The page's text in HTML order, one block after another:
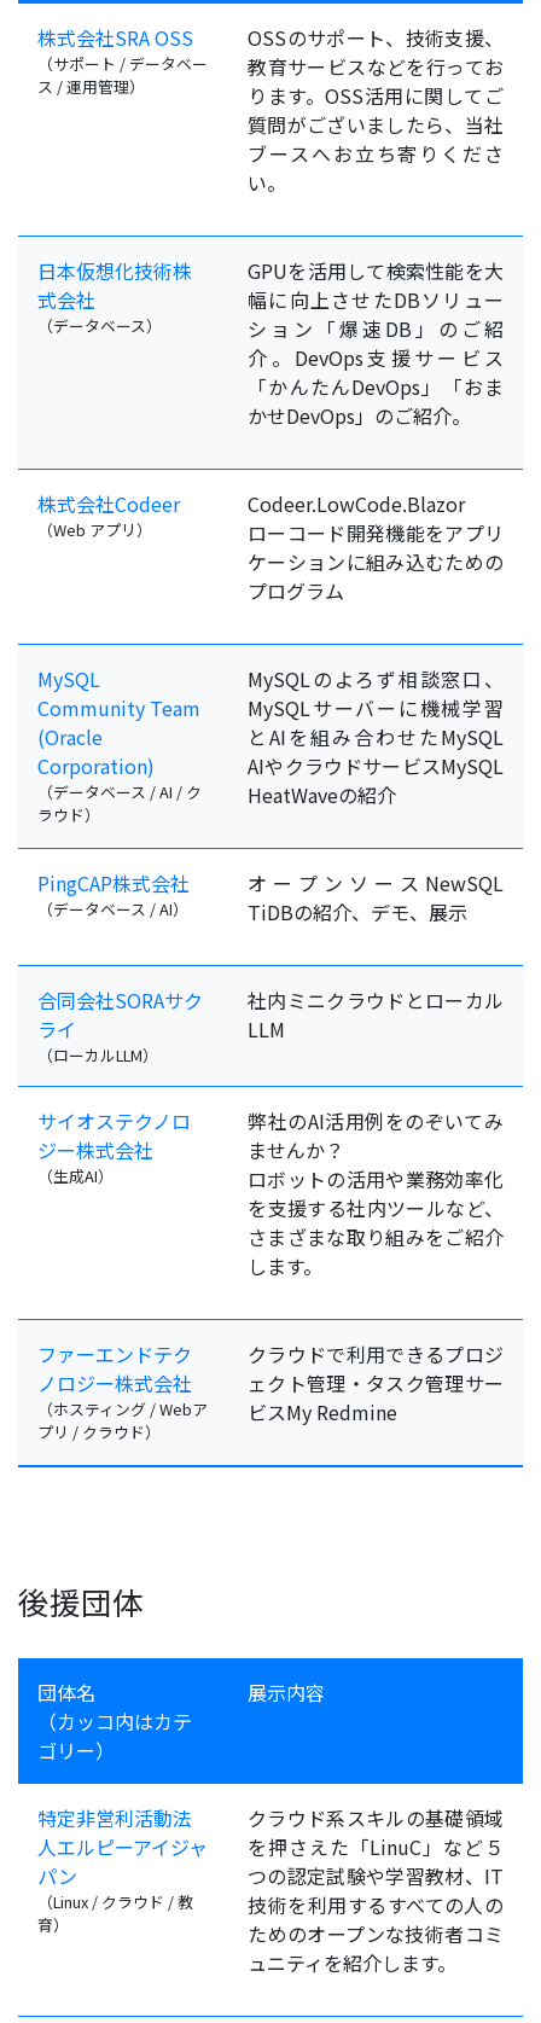
株式会社SRA OSS
（サポート / データベー
ス / 運用管理）
OSSのサポート、技術支援、
教育サービスなどを行ってお
ります。OSS活用に関してご
質問がございましたら、当社
ブースへお立ち寄りくださ
い。
日本仮想化技術株
式会社
（データベース）
GPUを活用して検索性能を大
幅に向上させたDBソリュー
ション「爆速DB」のご紹
介。DevOps支援サービス
「かんたんDevOps」「おま
かせDevOps」のご紹介。
株式会社Codeer
（Web アプリ）
Codeer.LowCode.Blazor
ローコード開発機能をアプリ
ケーションに組み込むための
プログラム
MySQL
Community Team
(Oracle
Corporation)
（データベース / AI / ク
ラウド）
MySQLのよろず相談窓口、
MySQLサーバーに機械学習
とAIを組み合わせたMySQL
AIやクラウドサービスMySQL
HeatWaveの紹介
PingCAP株式会社
（データベース / AI）
オープンソースNewSQL
TiDBの紹介、デモ、展示
合同会社SORAサク
ライ
（ローカルLLM）
社内ミニクラウドとローカル
LLM
サイオステクノロ
ジー株式会社
（生成AI）
弊社のAI活用例をのぞいてみ
ませんか？
ロボットの活用や業務効率化
を支援する社内ツールなど、
さまざまな取り組みをご紹介
します。
ファーエンドテク
ノロジー株式会社
（ホスティング / Webア
プリ / クラウド）
クラウドで利用できるプロジ
ェクト管理・タスク管理サー
ビスMy Redmine
後援団体
団体名
（カッコ内はカテ
ゴリー）
展示内容
特定非営利活動法
人エルピーアイジャ
パン
（Linux / クラウド / 教
育）
クラウド系スキルの基礎領域
を押さえた「LinuC」など５
つの認定試験や学習教材、IT
技術を利用するすべての人の
ためのオープンな技術者コミ
ュニティを紹介します。